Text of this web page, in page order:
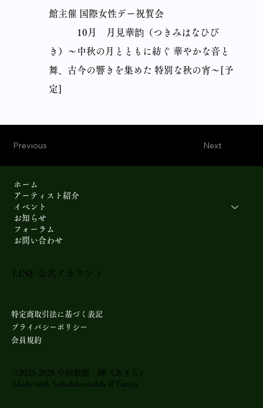
館主催 国際女性デー祝賀会
10月 月見華韵（つきみはなひび
き）〜中秋の月とともに紡ぐ 華やかな音と
舞、古今の響きを集めた 特別な秋の宵〜[予
定]
Next
Previous
ホーム
アーティスト紹介
イベント
お知らせ
フォーラム
お問い合わせ
LINE 公式アカウント​
特定商取引法に基づく表記
プライバシーポリシー
会員規約
©2023-2025 中国戲劇 曄（あきら）
Made with bobalabo m&b @Tanyo